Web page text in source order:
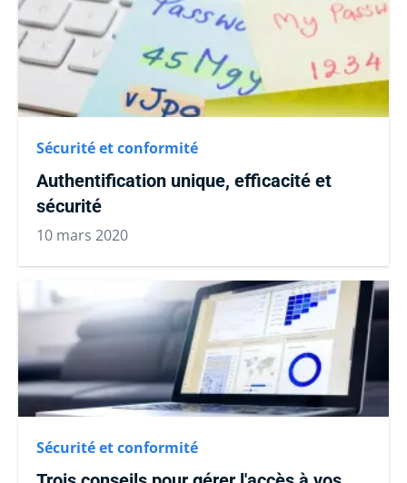
Sécurité et conformité
Authentification unique, efficacité et
sécurité
10 mars 2020
Sécurité et conformité